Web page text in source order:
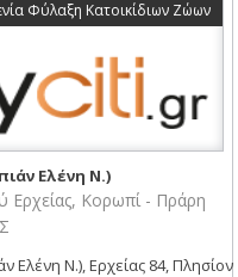
Φύλαξη Κατοικίδιων Ζώων
Ελένη Ν.)
Ερχείας, Κορωπί - Πράρη
Ελένη Ν.), Ερχείας 84, Πλησίον